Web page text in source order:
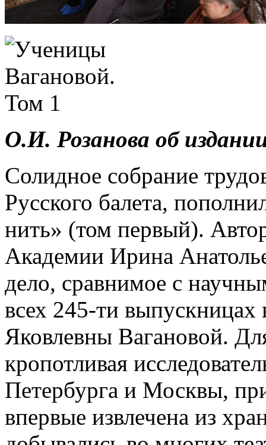
О.И. Розанова об
Солидное собрание
Русского балета,
нить» (том первый).
Академии Ирина
дело, сравнимое с
всех 245-ти выпускницах
Яковлевны Вагановой.
кропотливая
Петербурга и Москвы,
впервые извлечена из